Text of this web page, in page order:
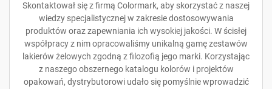
Skontaktował się z firmą Colormark, aby skorzystać z naszej
wiedzy specjalistycznej w zakresie dostosowywania
produktów oraz zapewniania ich wysokiej jakości. W ścisłej
współpracy z nim opracowaliśmy unikalną gamę zestawów
lakierów żelowych zgodną z filozofią jego marki. Korzystając
z naszego obszernego katalogu kolorów i projektów
opakowań, dystrybutorowi udało się pomyślnie wprowadzić